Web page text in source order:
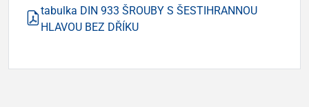
tabulka DIN 933 ŠROUBY S ŠESTIHRANNOU
HLAVOU BEZ DŘÍKU